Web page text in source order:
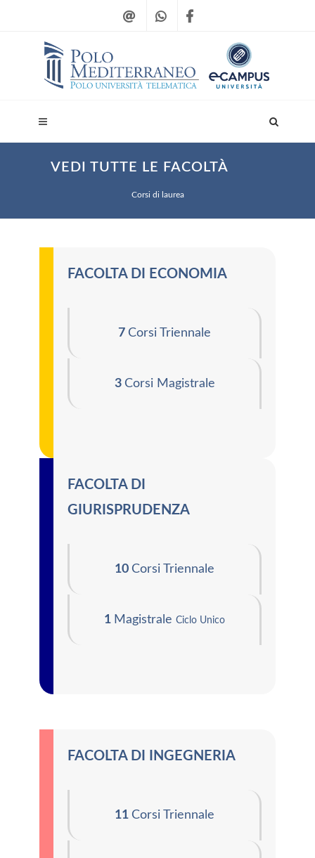
VEDI TUTTE LE FACOLTÀ
Corsi di laurea
FACOLTA DI ECONOMIA
7 Corsi Triennale
3 Corsi Magistrale
FACOLTA DI
GIURISPRUDENZA
10 Corsi Triennale
1 Magistrale Ciclo Unico
FACOLTA DI INGEGNERIA
11 Corsi Triennale